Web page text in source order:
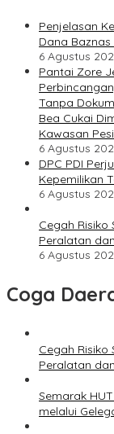
Penjelasan
Dana
6 Agustus
Pantai Zore
Tanpa
Bea Cukai
Kawasan
6 Agustus
DPC PDI
Kepemilikan
6 Agustus
Cegah Risiko
Peralatan
6 Agustus
Coga
Cegah Risiko
Peralatan
Semarak
melalui